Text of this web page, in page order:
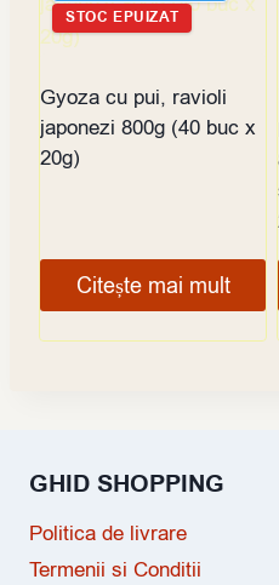
STOC EPUIZAT
Gyoza cu pui, ravioli
japonezi 800g (40 buc x
20g)
Citește mai mult
GHID SHOPPING
Politica de livrare
Termenii si Conditii